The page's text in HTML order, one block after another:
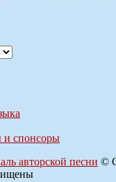
и спонсоры
авторской песни ©